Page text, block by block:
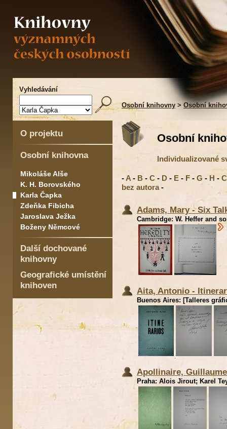
Vyhledávání
Osobní knihovny > Osobní
O projektu
Osobní knihovna
Mikoláše Alše
K. H. Borovského
Karla Čapka
Zdeňka Fibicha
Jaroslava Ježka
Boženy Němcové
Další dochované
knihovny
Geografické umístění
knihoven
Osobní
Individualizované
-A - B - C - D - E - F - G - H -
bez autora -
Adams, Mary - Six
Cambridge: W. Heffer and
Aita, Antonio -
Buenos Aires: [Talleres
Apollinaire,
Praha: Alois Jirout; Karel